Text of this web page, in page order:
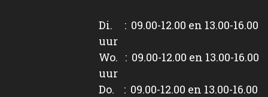
Di. : 09.00-12.00 en 13.00-16.00
uur
Wo. : 09.00-12.00 en 13.00-16.00
uur
Do. : 09.00-12.00 en 13.00-16.00